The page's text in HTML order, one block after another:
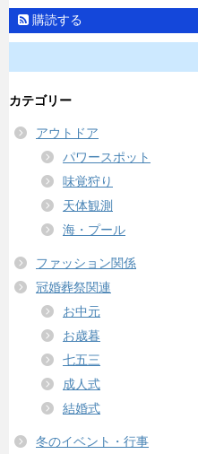
購読する
カテゴリー
アウトドア
パワースポット
味覚狩り
天体観測
海・プール
ファッション関係
冠婚葬祭関連
お中元
お歳暮
七五三
成人式
結婚式
冬のイベント・行事